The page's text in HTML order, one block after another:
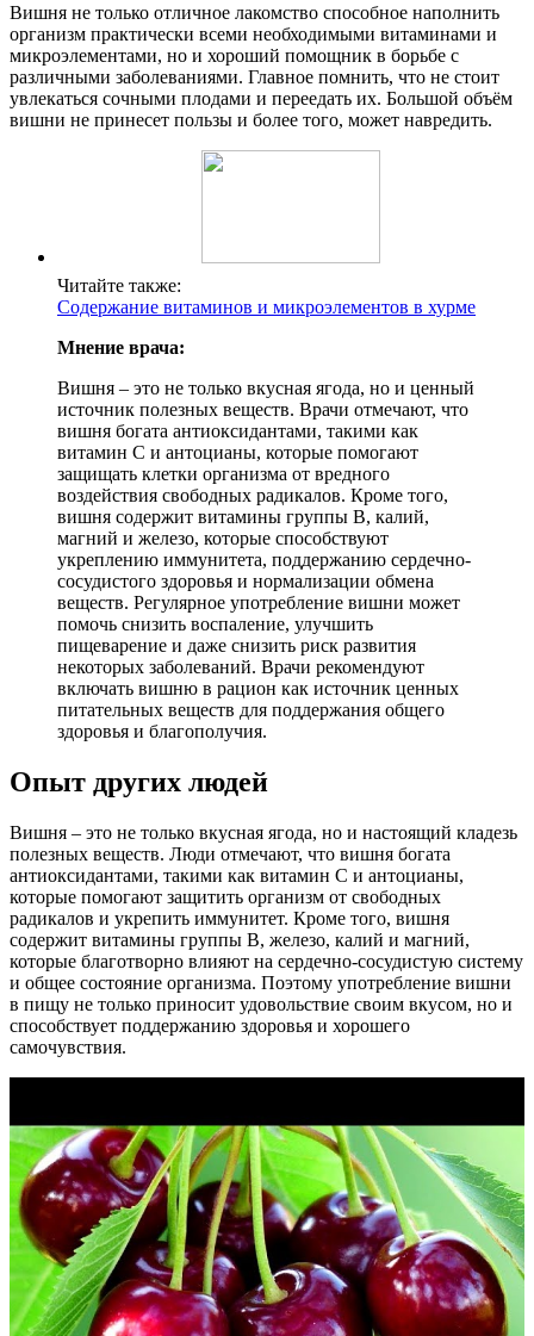
Вишня не только отличное лакомство способное наполнить
организм практически всеми необходимыми витаминами и
микроэлементами, но и хороший помощник в борьбе с
различными заболеваниями. Главное помнить, что не стоит
увлекаться сочными плодами и переедать их. Большой объём
вишни не принесет пользы и более того, может навредить.
Читайте также:
Содержание витаминов и микроэлементов в хурме
Мнение врача:
Вишня – это не только вкусная ягода, но и ценный
источник полезных веществ. Врачи отмечают, что
вишня богата антиоксидантами, такими как
витамин С и антоцианы, которые помогают
защищать клетки организма от вредного
воздействия свободных радикалов. Кроме того,
вишня содержит витамины группы В, калий,
магний и железо, которые способствуют
укреплению иммунитета, поддержанию сердечно-
сосудистого здоровья и нормализации обмена
веществ. Регулярное употребление вишни может
помочь снизить воспаление, улучшить
пищеварение и даже снизить риск развития
некоторых заболеваний. Врачи рекомендуют
включать вишню в рацион как источник ценных
питательных веществ для поддержания общего
здоровья и благополучия.
Опыт других людей
Вишня – это не только вкусная ягода, но и настоящий кладезь
полезных веществ. Люди отмечают, что вишня богата
антиоксидантами, такими как витамин С и антоцианы,
которые помогают защитить организм от свободных
радикалов и укрепить иммунитет. Кроме того, вишня
содержит витамины группы В, железо, калий и магний,
которые благотворно влияют на сердечно-сосудистую систему
и общее состояние организма. Поэтому употребление вишни
в пищу не только приносит удовольствие своим вкусом, но и
способствует поддержанию здоровья и хорошего
самочувствия.